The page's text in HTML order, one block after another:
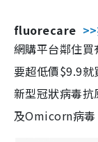
fluorecare
網購平台鄰住
要超低價$9.9
新型冠狀病毒
及Omicorn病毒